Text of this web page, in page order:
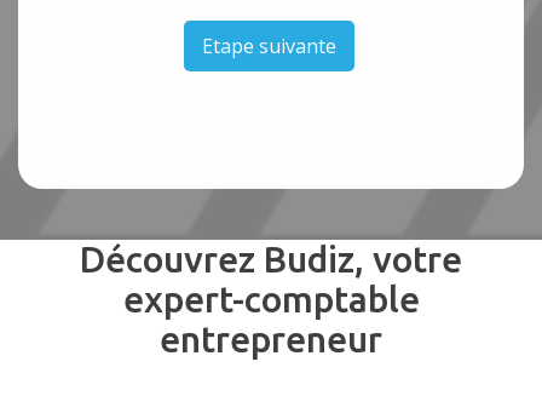
Etape suivante
Découvrez Budiz, votre
expert-comptable
entrepreneur